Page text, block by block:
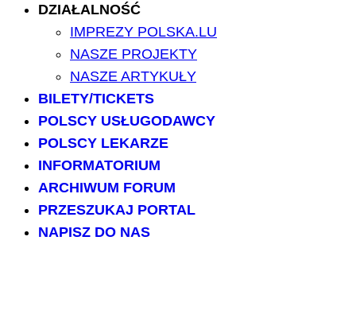
DZIAŁALNOŚĆ
IMPREZY POLSKA.LU
NASZE PROJEKTY
NASZE ARTYKUŁY
BILETY/TICKETS
POLSCY USŁUGODAWCY
POLSCY LEKARZE
INFORMATORIUM
ARCHIWUM FORUM
PRZESZUKAJ PORTAL
NAPISZ DO NAS